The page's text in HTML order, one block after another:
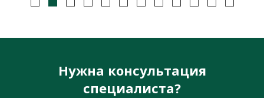
Нужна консультация
специалиста?